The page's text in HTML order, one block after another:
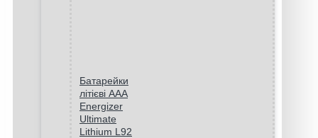
Батарейки
літієві ААA
Energizer
Ultimate
Lithium L92